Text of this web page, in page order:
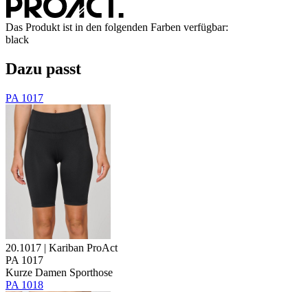
Das Produkt ist in den folgenden Farben verfügbar:
black
Dazu passt
PA 1017
20.1017 | Kariban ProAct
PA 1017
Kurze Damen Sporthose
PA 1018